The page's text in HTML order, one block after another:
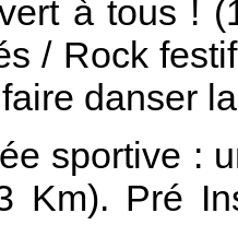
à tous !
/ Rock
danser
sportive :
Km). Pré